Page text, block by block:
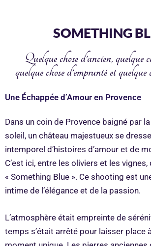
SOMETHING
Quelque chose d’ancien, quelque
quelque chose d’emprunté etquelque
Une Échappée d’Amour en Provence
Dans un coin de Provence baigné par
soleil, un château majestueux se
intemporel d’histoires d’amour et de
C’est ici, entre les oliviers et les vignes,
« Something Blue ». Ce shooting est
intime de l’élégance et de la passion.
L’atmosphère était empreinte de
temps s’était arrêté pour laisser place